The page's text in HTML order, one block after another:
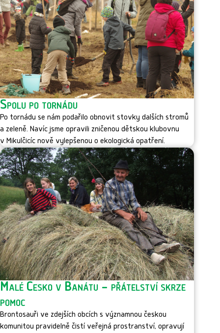
Spolu po tornádu
Po tornádu se nám podařilo obnovit stovky dalších stromů
a zeleně. Navíc jsme opravili zničenou dětskou klubovnu
v Mikulčicíc nově vylepšenou o ekologická opatření.
Malé Česko v Banátu – přátelství skrze
pomoc
Brontosauři ve zdejších obcích s významnou českou
komunitou pravidelně čistí veřejná prostranství, opravují